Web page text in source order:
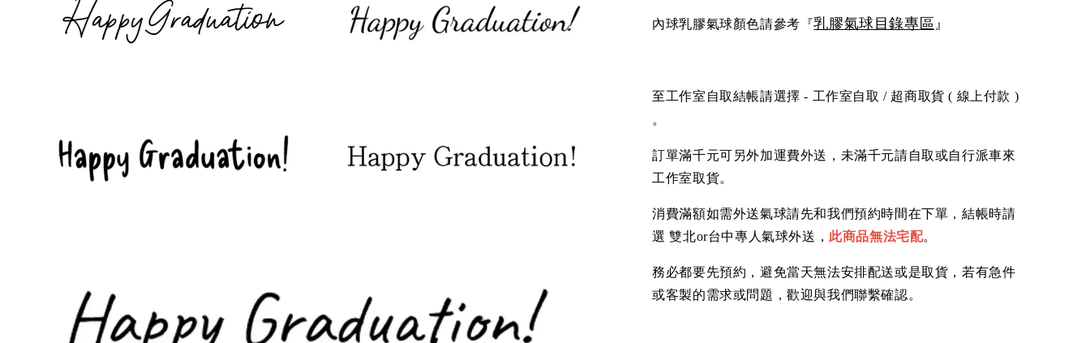
內球乳膠氣球顏色請參考『乳膠氣球目錄專區 』
至工作室自取結帳請選擇 - 工作室自取 / 超商取貨 ( 線上付款 )
。
訂單滿千元可另外加運費外送，未滿千元請自取或自行派車來
工作室取貨。
消費滿額如需外送氣球請先和我們預約時間在下單，結帳時請
選 雙北or台中專人氣球外送， 此商品無法宅配。
務必都要先預約，避免當天無法安排配送或是取貨，若有急件
或客製的需求或問題，歡迎與我們聯繫確認。